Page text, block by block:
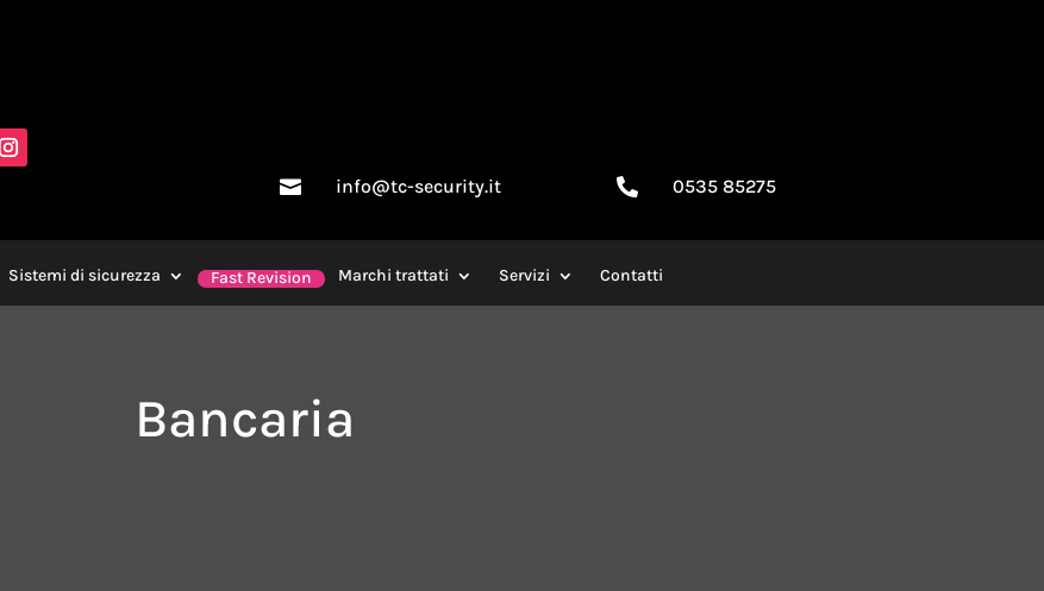
 info@tc-security.it  0535 85275
Sistemi di sicurezza Fast Revision Marchi trattati Servizi Contatti
Bancaria